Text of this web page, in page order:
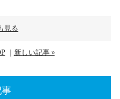
見る
｜ 新しい記事 »
事